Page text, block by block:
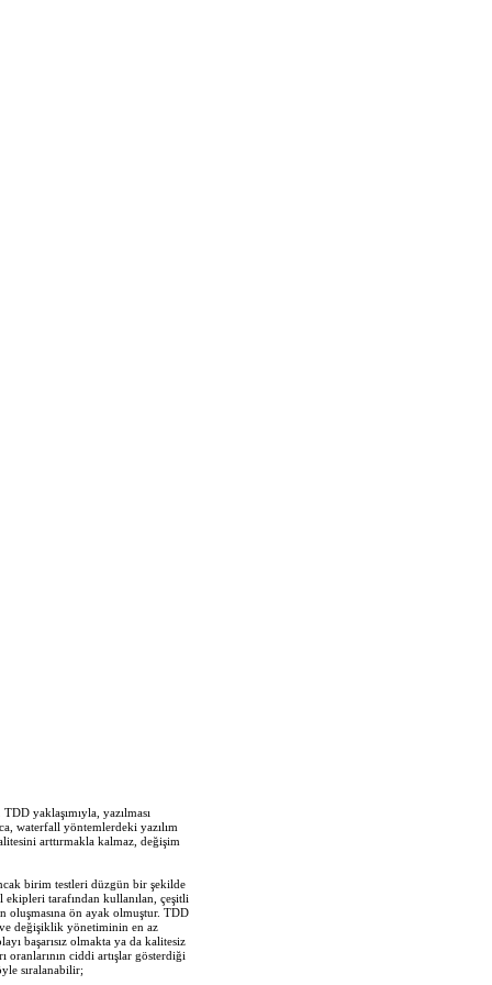
yaklaşımıyla, yazılması
waterfall yöntemlerdeki yazılım
arttırmakla kalmaz, değişim
birim testleri düzgün bir şekilde
tarafından kullanılan, çeşitli
ön ayak olmuştur. TDD
ve değişiklik yönetiminin en az
başarısız olmakta ya da kalitesiz
oranlarının ciddi artışlar gösterdiği
sıralanabilir;